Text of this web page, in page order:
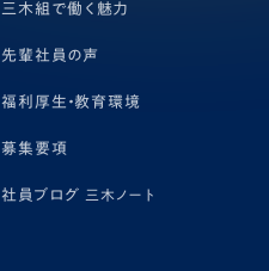
三木組で働く魅力
先輩社員の声
福利厚生・教育環境
募集要項
社員ブログ 三木ノート